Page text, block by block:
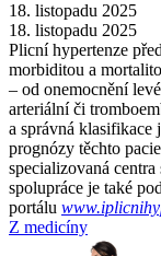
18. listopadu 2025
18. listopadu 2025
Plicní hypertenze
morbiditou a
–⁠ od onemocnění
arteriální či
a správná klasifikace
prognózy těchto
specializovaná
spolupráce je také
portálu
Z medicíny